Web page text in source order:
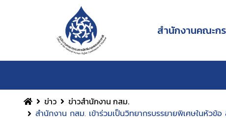
สำนักงานคณะก
ข่าว
ข่าวสำนักงาน กสม.
สำนักงาน กสม. เข้าร่วมเป็นวิทยากรบรรยายพิเศษในหัว